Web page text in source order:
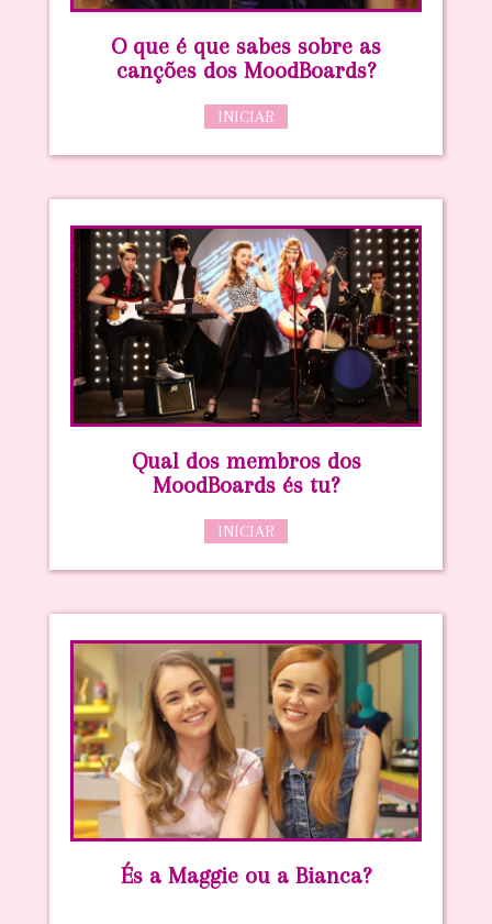
O que é que sabes sobre as
canções dos MoodBoards?
INICIAR
Qual dos membros dos
MoodBoards és tu?
INICIAR
És a Maggie ou a Bianca?